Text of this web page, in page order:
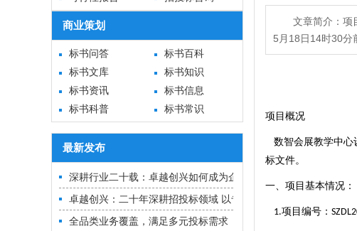
商业策划
标书问答
标书百科
标书文库
标书知识
标书资讯
标书信息
标书科普
标书常识
最新发布
深耕行业二十载：卓越创兴如何成为企业招投标的“隐形冠军”？
卓越创兴：二十年深耕招投标领域 以专业实力铸就中标标杆
全品类业务覆盖，满足多元投标需求
文章简介：项
5月18日14时30分
项目概况
数智会展教学中心
标文件。
一、项目基本情况：
1.项目编号：